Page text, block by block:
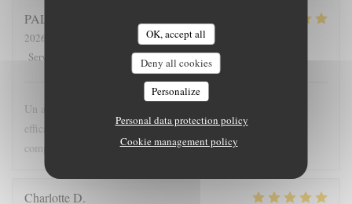
OK, accept all
Deny all cookies
Personalize
Personal data protection policy
Cookie management policy
PALUT
2026-08-05
- 19:00 - Guests 2
Service
:5/5 Food:5/5 Value
Un accueil chaleureux Une ambiance et un décor simples mais
efficaces Un personnel compétent Une assiette originale par sa
composition, ses goûts, ses harmonies. Un voyage.
CharlotteD